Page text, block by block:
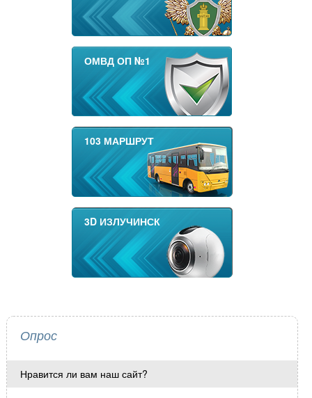
ОМВД ОП №1
103 МАРШРУТ
3D ИЗЛУЧИНСК
Опрос
Нравится ли вам наш сайт?